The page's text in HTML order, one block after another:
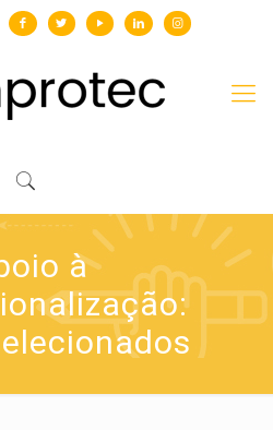
à